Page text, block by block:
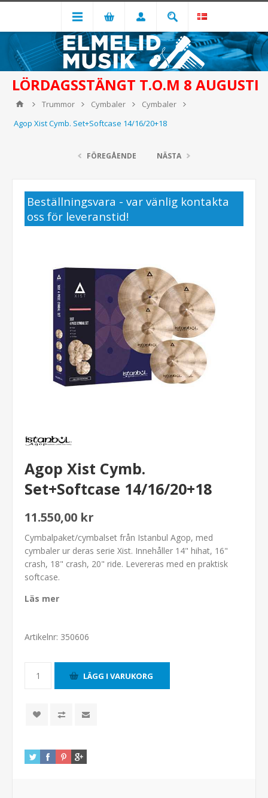
LÖRDAGSSTÄNGT T.O.M 8 AUGUSTI
Trummor Cymbaler
Cymbaler
Agop Xist Cymb. Set+Softcase 14/16/20+18
FÖREGÅENDE NÄSTA
Beställningsvara - var vänlig kontakta
oss för leveranstid!
Agop Xist Cymb.
Set+Softcase 14/16/20+18
11.550,00 kr
Cymbalpaket/cymbalset från Istanbul Agop, med
cymbaler ur deras serie Xist. Innehåller 14" hihat, 16"
crash, 18" crash, 20" ride. Levereras med en praktisk
softcase.
Läs mer
Artikelnr: 350606